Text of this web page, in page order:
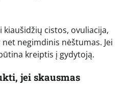
kiaušidžių cistos, ovuliacija,
negimdinis nėštumas. Jei
kreiptis į gydytoją.
jei skausmas